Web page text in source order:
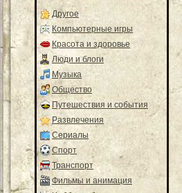
Другое
Компьютерные игры
Красота и здоровье
Люди и блоги
Музыка
Общество
Путешествия и события
Развлечения
Сериалы
Спорт
Транспорт
Фильмы и анимация